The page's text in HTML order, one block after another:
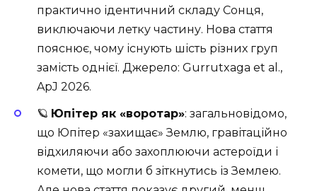
практично ідентичний складу Сонця,
виключаючи летку частину. Нова стаття
пояснює, чому існують шість різних груп
замість однієї. Джерело: Gurrutxaga et al.,
ApJ 2026.
🪐 Юпітер як «воротар»: загальновідомо,
що Юпітер «захищає» Землю, гравітаційно
відхиляючи або захоплюючи астероїди і
комети, що могли б зіткнутись із Землею.